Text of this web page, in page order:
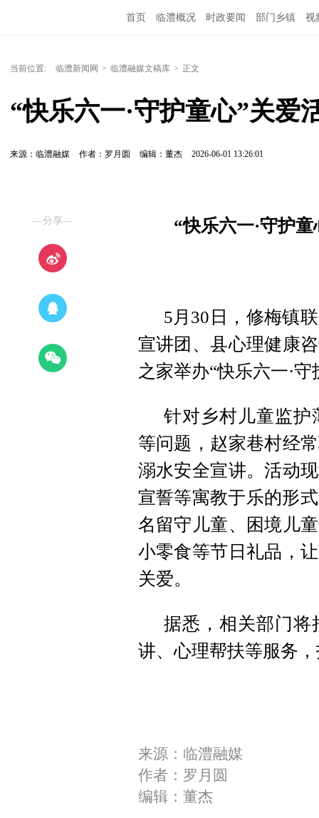
首页 临澧概况 时政要闻 部门乡镇 视
当前位置: 临澧新闻网 > 临澧融媒文稿库 > 正文
“快乐六一·守护童心”关爱
来源：临澧融媒 作者：罗月圆 编辑：董杰 2026-06-01 13:26:01
—分享— “快乐六一·守护
5月30日，修梅镇
宣讲团、县心理健康
之家举办“快乐六一·
针对乡村儿童监护
等问题，赵家巷村经
溺水安全宣讲。活动
宣誓等寓教于乐的形
名留守儿童、困境儿
小零食等节日礼品，
关爱。
据悉，相关部门将
讲、心理帮扶等服务
来源：临澧融媒
作者：罗月圆
编辑：董杰